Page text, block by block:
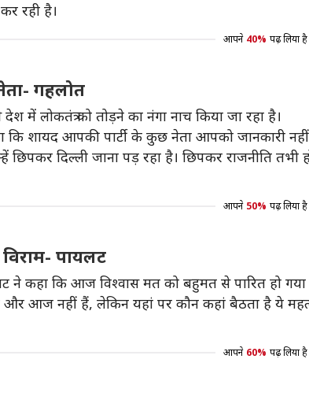
रही है।
आपने 40% पढ़ लिया है
गहलोत
में लोकतंत्र को तोड़ने का नंगा नाच किया जा रहा है।
कि शायद आपकी पार्टी के कुछ नेता आपको जानकारी
छिपकर दिल्ली जाना पड़ रहा है। छिपकर राजनीति
आपने 50% पढ़ लिया है
पायलट
ने कहा कि आज विश्वास मत को बहुमत से पारित हो
आज नहीं हैं, लेकिन यहां पर कौन कहां बैठता है ये
आपने 60% पढ़ लिया है